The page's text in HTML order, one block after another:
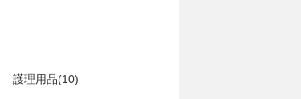
護理用品(10)